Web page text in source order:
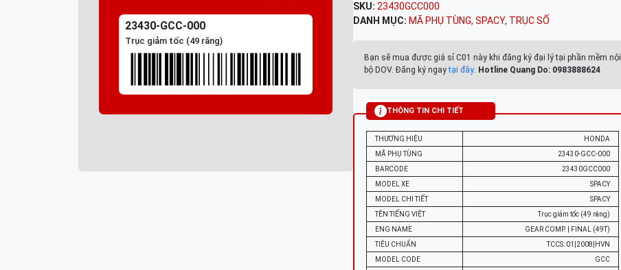
23430-GCC-000
Trục giảm tốc (49 răng)
SKU: 23430GCC000
DANH MỤC: MÃ PHỤ TÙNG, SPACY, TRỤC SỐ
Bạn sẽ mua được giá sỉ C01 này khi đăng ký đại lý tại phần mềm nội
bộ DOV. Đăng ký ngaytại đây. Hotline Quang Do: 0983888624
THÔNG TIN CHI TIẾT
THƯƠNG HIỆU
HONDA
MÃ PHỤ TÙNG
23430-GCC-000
BARCODE
23430GCC000
MODEL XE
SPACY
MODEL CHI TIẾT
SPACY
TÊN TIẾNG VIỆT
Trục giảm tốc (49 răng)
ENG NAME
GEAR COMP. | FINAL (49T)
TIÊU CHUẨN
TCCS: 01|2008|HVN
MODEL CODE
GCC